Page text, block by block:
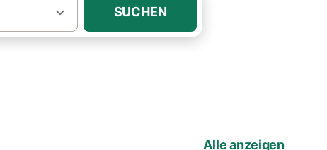
SUCHEN
Alle anzeigen